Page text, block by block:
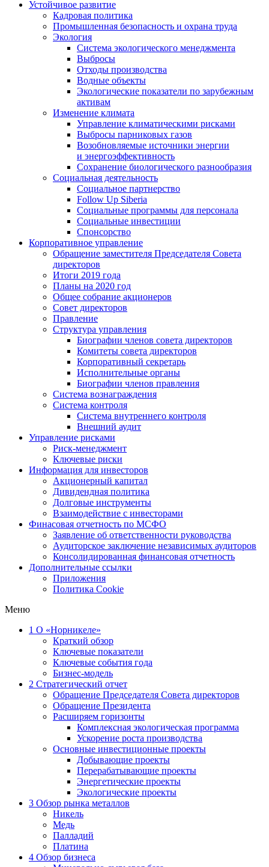
Устойчивое развитие
Кадровая политика
Промышленная безопасность и охрана труда
Экология
Система экологического менеджмента
Выбросы
Отходы производства
Водные объекты
Экологические показатели по зарубежным
активам
Изменение климата
Управление климатическими рисками
Выбросы парниковых газов
Возобновляемые источники энергии
и энергоэффективность
Сохранение биологического разнообразия
Социальная деятельность
Социальное партнерство
Follow Up Siberia
Социальные программы для персонала
Социальные инвестиции
Спонсорство
Корпоративное управление
Обращение заместителя Председателя Совета
директоров
Итоги 2019 года
Планы на 2020 год
Общее собрание акционеров
Совет директоров
Правление
Структура управления
Биографии членов совета директоров
Комитеты совета директоров
Корпоративный секретарь
Исполнительные органы
Биографии членов правления
Система вознаграждения
Система контроля
Система внутреннего контроля
Внешний аудит
Управление рисками
Риск-менеджмент
Ключевые риски
Информация для инвесторов
Акционерный капитал
Дивидендная политика
Долговые инструменты
Взаимодействие с инвеcторами
Финасовая отчетность по МСФО
Заявление об ответственности руководства
Аудиторское заключение независимых аудиторов
Консолидированная финансовая отчетность
Дополнительные ссылки
Приложения
Политика Cookie
Меню
1 О «Норникеле»
Краткий обзор
Ключевые показатели
Ключевые события года
Бизнес-модель
2 Стратегический отчет
Обращение Председателя Совета директоров
Обращение Президента
Расширяем горизонты
Комплексная экологическая программа
Ускорение роста производства
Основные инвестиционные проекты
Добывающие проекты
Перерабатывающие проекты
Энергетические проекты
Экологические проекты
3 Обзор рынка металлов
Никель
Медь
Палладий
Платина
4 Обзор бизнеса